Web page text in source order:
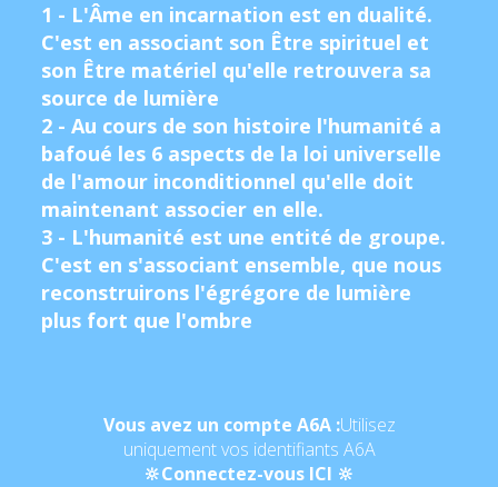
1 - L'Âme en incarnation est en dualité.
C'est en associant son Être spirituel et
son Être matériel qu'elle retrouvera sa
source de lumière
2 - Au cours de son histoire l'humanité a
bafoué les 6 aspects de la loi universelle
de l'amour inconditionnel qu'elle doit
maintenant associer en elle.
3 - L'humanité est une entité de groupe.
C'est en s'associant ensemble, que nous
reconstruirons l'égrégore de lumière
plus fort que l'ombre
Vous avez un compte A6A :Utilisez
uniquement vos identifiants A6A
🔆Connectez-vous ICI 🔆